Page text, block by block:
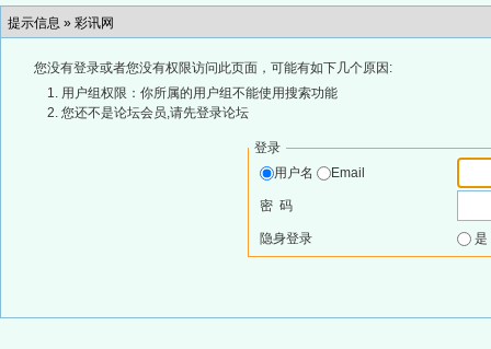
提示信息 » 彩讯网
您没有登录或者您没有权限访问此页面，可能有如下几个原因:
用户组权限：你所属的用户组不能使用搜索功能
您还不是论坛会员,请先登录论坛
登录
用户名
Email
密 码
隐身登录